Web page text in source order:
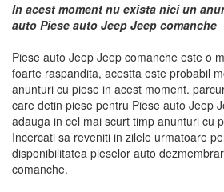
In acest moment nu exista nici un
auto Piese auto Jeep Jeep comanche
Piese auto Jeep Jeep comanche este o
foarte raspandita, acestta este probabil
anunturi cu piese in acest moment.
care detin piese pentru Piese auto Jeep
adauga in cel mai scurt timp anunturi cu
Incercati sa reveniti in zilele urmatoare
disponibilitatea pieselor auto
comanche.